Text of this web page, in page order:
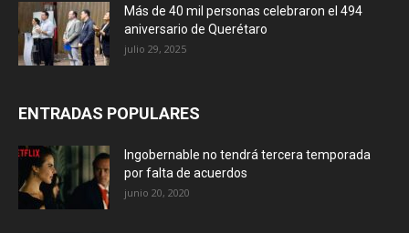
Más de 40 mil personas celebraron el 494
aniversario de Querétaro
julio 29, 2025
ENTRADAS POPULARES
Ingobernable no tendrá tercera temporada
por falta de acuerdos
junio 20, 2020